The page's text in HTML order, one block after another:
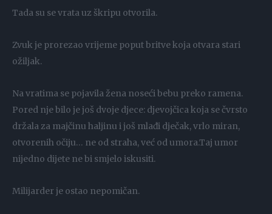
Tada su se vrata uz škripu otvorila.
Zvuk je prorezao vrijeme poput britve koja otvara stari
ožiljak.
Na vratima se pojavila žena noseći bebu preko ramena.
Pored nje bilo je još dvoje djece: djevojčica koja se čvrsto
držala za majčinu haljinu i još mlađi dječak, vrlo miran,
otvorenih očiju… ne od straha, već od umora.Taj umor
nijedno dijete ne bi smjelo iskusiti.
Milijarder je ostao nepomičan.